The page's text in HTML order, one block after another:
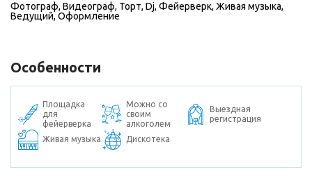
Фотограф, Видеограф, Торт, Dj, Фейерверк, Живая музыка,
Ведущий, Оформление
Особенности
Площадка
для
фейерверка
Можно со
своим
алкоголем
Выездная
регистрация
Живая музыка Дискотека